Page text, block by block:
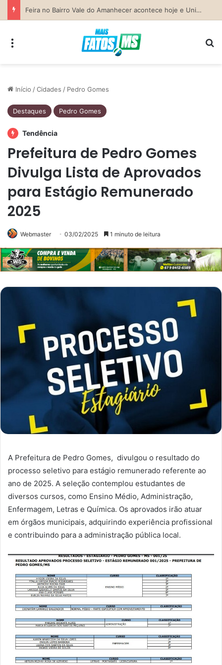
Previsão do Tempo para Costa Rica nesta sexta-feira (7)
Início /Cidades / Pedro Gomes
Destaques Pedro Gomes
Tendência
Prefeitura de Pedro Gomes
Divulga Lista de Aprovados
para Estágio Remunerado
2025
Webmaster 03/02/2025 1 minuto de leitura
A Prefeitura de Pedro Gomes, divulgou o resultado do
processo seletivo para estágio remunerado referente ao
ano de 2025. A seleção contemplou estudantes de
diversos cursos, como Ensino Médio, Administração,
Enfermagem, Letras e Química. Os aprovados irão atuar
em órgãos municipais, adquirindo experiência profissional
e contribuindo para a administração pública local.